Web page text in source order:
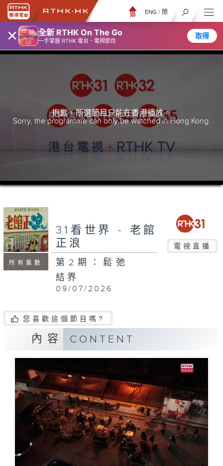
× 全新 RTHK On The Go
一手掌握 RTHK 電台、電視節目
取得
ENG / 簡
抱歉，所選節目只能在香港播放。
Sorry, the programme can only be watched in Hong Kong.
所有集數
31看世界 - 老館
正浪
電視直播
第2期：鬆弛
結界
09/07/2026
您喜歡這個節目嗎?
內容 CONTENT